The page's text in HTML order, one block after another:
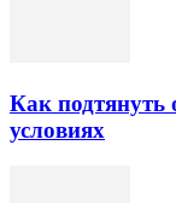
Как
условиях